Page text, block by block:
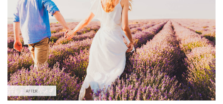
(40 Lr Presets)
Must-Have Collection
(1432 Lr Presets)
Entire Collection